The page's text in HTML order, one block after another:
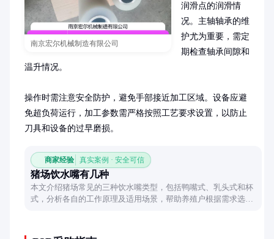
南京宏尔机械制造有限公司
润滑点的润滑情
况。主轴轴承的维
护尤为重要，需定
期检查轴承间隙和
温升情况。
操作时需注意安全防护，避免手部接近加工区域。设备应避
免超负荷运行，加工参数需严格按照工艺要求设置，以防止
刀具和设备的过早磨损。
商家经验 真实案例 · 安全可信
猪场饮水嘴有几种
本文介绍猪场常见的三种饮水嘴类型，包括鸭嘴式、乳头式和杯
式，分析各自的工作原理及适用场景，帮助养殖户根据需求选择